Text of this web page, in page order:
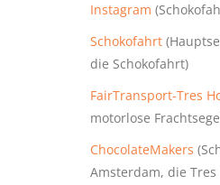
Instagram
Schokofahrt
die Schokofahrt)
FairTransport-Tres
motorlose
ChocolateMakers
Amsterdam, die